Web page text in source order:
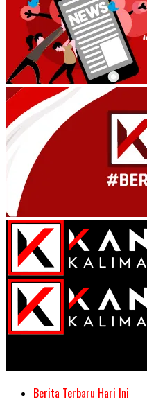
Berita Terbaru Hari Ini